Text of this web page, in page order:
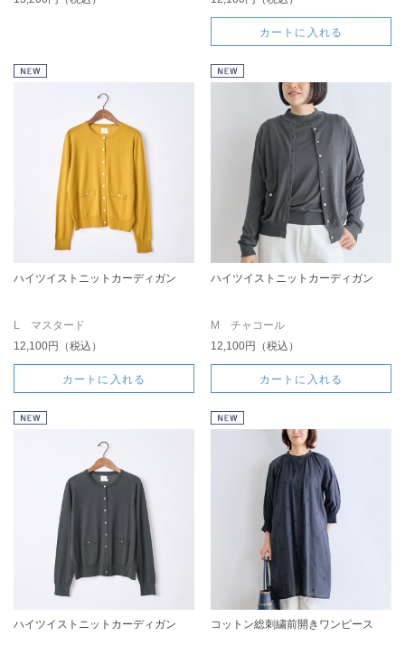
カートに入れる
ハイツイストニットカーディガン
L マスタード
12,100円（税込）
カートに入れる
ハイツイストニットカーディガン
M チャコール
12,100円（税込）
カートに入れる
ハイツイストニットカーディガン コットン総刺繍前開きワンピース